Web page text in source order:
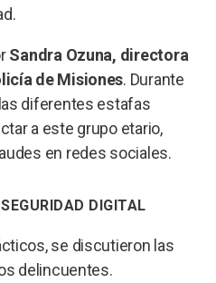
Sandra Ozuna, directora
de Misiones. Durante
diferentes estafas
a este grupo etario,
en redes sociales.
DIGITAL
se discutieron las
delincuentes.